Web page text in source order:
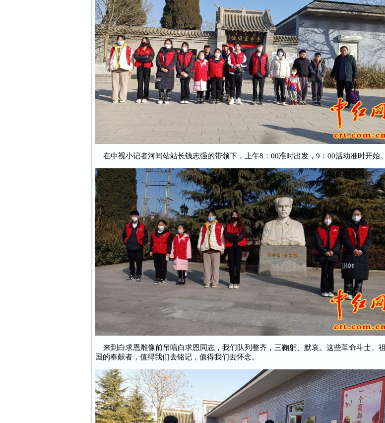
在中视小记者河间站站长钱志强的带领下，上午8：00准时出发，9：00活动准时开始。
来到白求恩雕像前吊唁白求恩同志，我们队列整齐，三鞠躬、默哀。这些革命斗士、祖
国的奉献者，值得我们去铭记，值得我们去怀念。